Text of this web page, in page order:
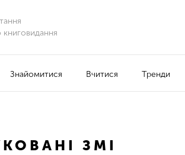
книговидання
Знайомитися Вчитися Тренди
ЗМІ